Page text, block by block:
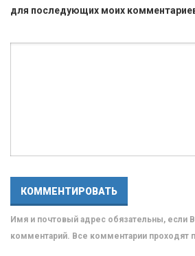
для последующих моих
Имя и почтовый адрес обязательны, если
комментарий. Все комментарии проходят